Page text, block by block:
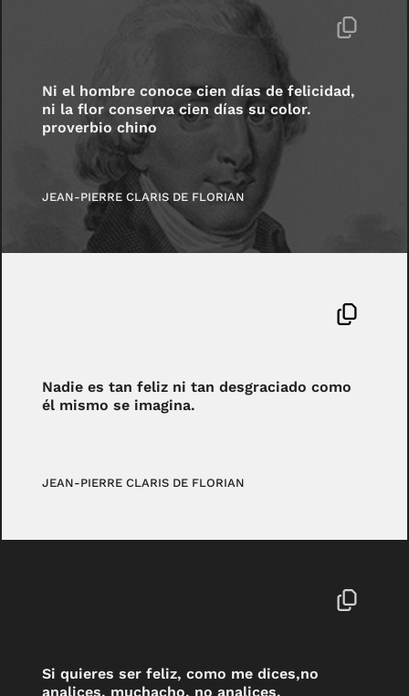
Ni el hombre conoce cien días de felicidad,
ni la flor conserva cien días su color.
proverbio chino
JEAN-PIERRE CLARIS DE FLORIAN
Nadie es tan feliz ni tan desgraciado como
él mismo se imagina.
JEAN-PIERRE CLARIS DE FLORIAN
Si quieres ser feliz, como me dices,no
analices, muchacho, no analices.